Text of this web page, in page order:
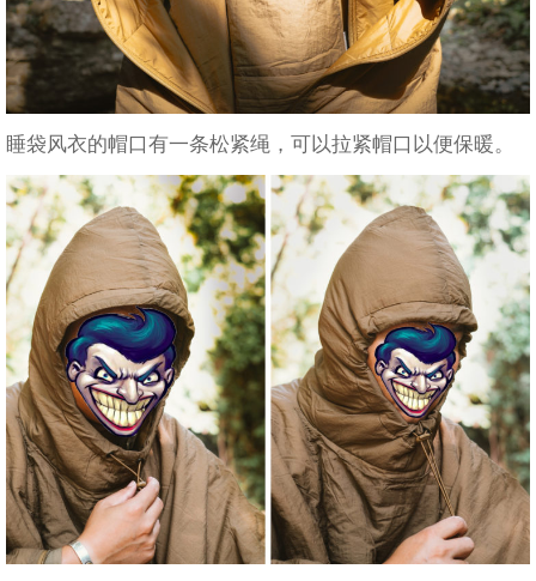
睡袋风衣的帽口有一条松紧绳，可以拉紧帽口以便保暖。